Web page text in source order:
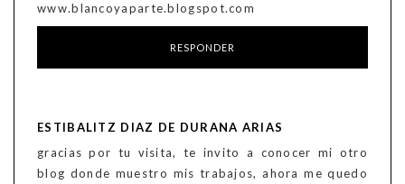
www.blancoyaparte.blogspot.com
RESPONDER
ESTIBALITZ DIAZ DE DURANA ARIAS
gracias por tu visita, te invito a conocer mi otro
blog donde muestro mis trabajos, ahora me quedo